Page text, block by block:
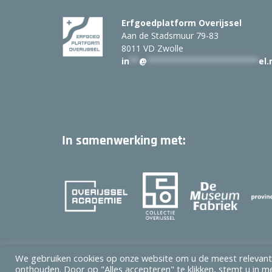
Erfgoedplatform Overijssel
Aan de Stadsmuur 79-83
8011 VD Zwolle
in
@
In samenwerking met:
We gebruiken cookies op onze website om u de meest
onthouden. Door op "Alles accepteren" te klikken, stemt u in